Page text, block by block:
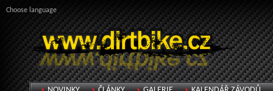
Choose language